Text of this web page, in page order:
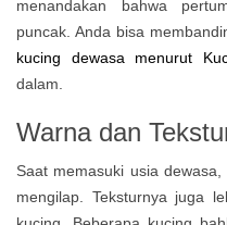
menandakan bahwa
puncak. Anda bisa
kucing dewasa menurut
dalam.
Warna dan
Saat memasuki usia
mengilap. Teksturnya juga